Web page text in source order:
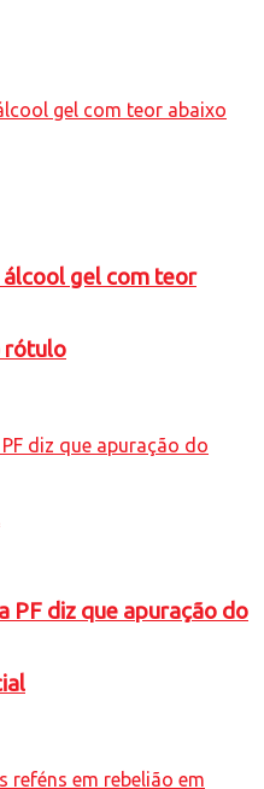
álcool gel com teor
rótulo
PF diz que apuração do